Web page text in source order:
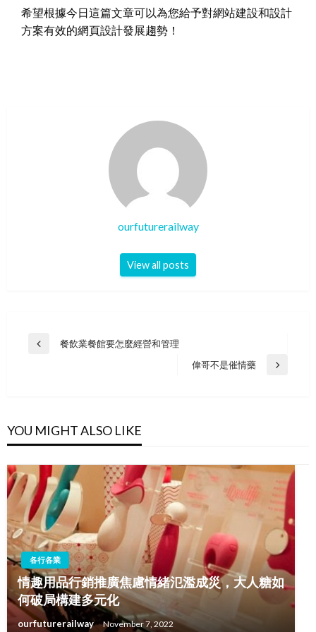
希望根據今日這篇文章可以為您給予對網站建設和設計
方案有效的網頁設計發展趨勢！
ourfuturerailway
View all posts
Post
Previous
餐飲業餐館要怎麼經營和管理
Next
偉哥不是催情藥
YOU MIGHT ALSO LIKE
各行各業
情趣用品行銷推廣焦慮情緒氾濫成災，大人糖如
何破局構建多元化
ourfuturerailway November 7, 2022